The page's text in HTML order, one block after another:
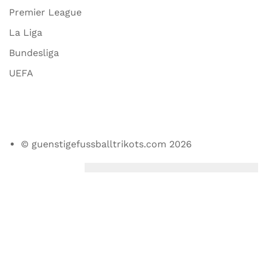
Premier League
La Liga
Bundesliga
UEFA
© guenstigefussballtrikots.com 2026